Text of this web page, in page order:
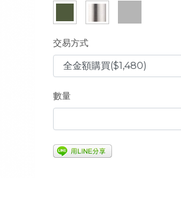
交易方式
數量